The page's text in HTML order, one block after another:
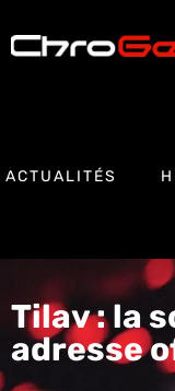
ACTUALITÉS
Tilav : la
adresse